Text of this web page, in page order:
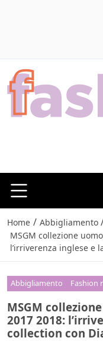
Home / Abbigliamento
MSGM collezione
l’irriverenza inglese e
Abbigliamento Fashion
MSGM
2017 2018:
collection con